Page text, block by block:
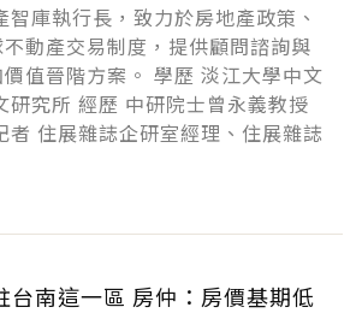
庫執行長，致力於房地產政策、
動產交易制度，提供顧問諮詢與
值晉階方案。 學歷 淡江大學中文
研究所 經歷 中研院士曾永義教授
者 住展雜誌企研室經理、住展雜誌
台南這一區 房仲：房價基期低